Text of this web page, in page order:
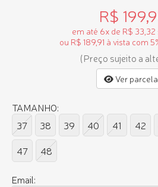
R$
em até 6x de R$
ou R$ 189,91 à vista com
(Preço sujeito a
Ver
TAMANHO:
37
38 39 40 41 42
47
48
Email: